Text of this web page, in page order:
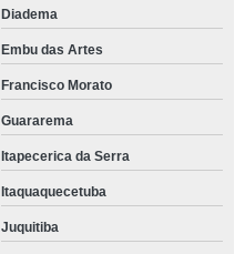
Diadema
Embu das Artes
Francisco Morato
Guararema
Itapecerica da Serra
Itaquaquecetuba
Juquitiba